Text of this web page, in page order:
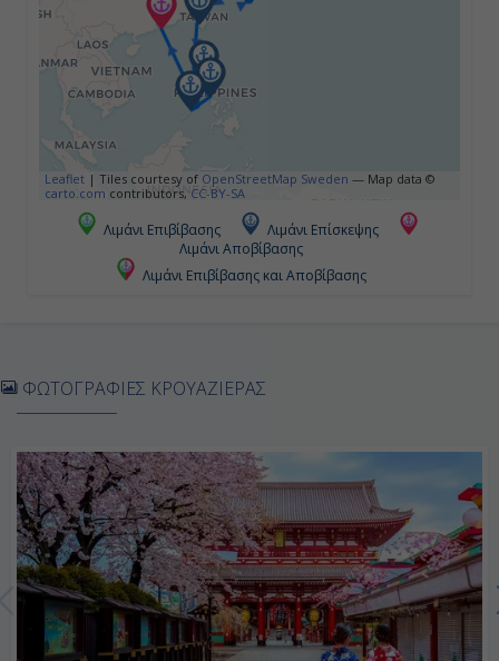
Νάχα, Ιαπωνία
08:00
Ημέρα 7η
Κιλούγκ, Ταϊβάν
08:00
Leaflet | Tiles courtesy of OpenStreetMap Sweden — Map data ©
carto.com contributors, CC-BY-SA
Λιμάνι Επιβίβασης
Λιμάνι Επίσκεψης
Λιμάνι Αποβίβασης
Λιμάνι Επιβίβασης και Αποβίβασης
ΦΩΤΟΓΡΑΦΙΕΣ ΚΡΟΥΑΖΙΕΡΑΣ